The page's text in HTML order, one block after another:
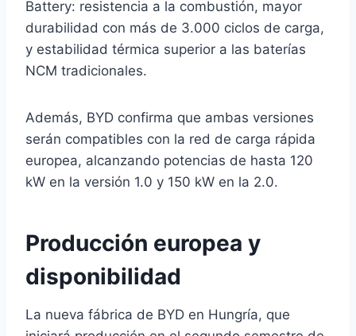
Battery: resistencia a la combustión, mayor
durabilidad con más de 3.000 ciclos de carga,
y estabilidad térmica superior a las baterías
NCM tradicionales.
Además, BYD confirma que ambas versiones
serán compatibles con la red de carga rápida
europea, alcanzando potencias de hasta 120
kW en la versión 1.0 y 150 kW en la 2.0.
Producción europea y
disponibilidad
La nueva fábrica de BYD en Hungría, que